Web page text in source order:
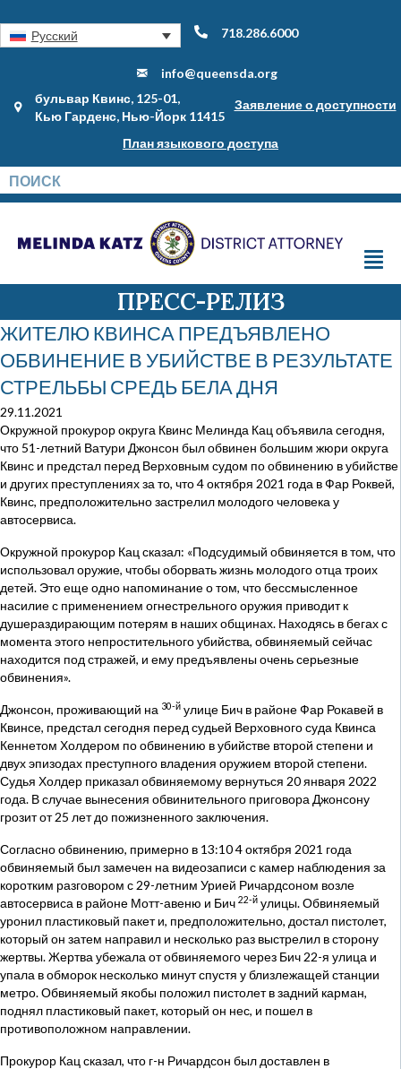
Русский 718.286.6000
info@queensda.org
бульвар Квинс, 125-01,
Кью Гарденс, Нью-Йорк 11415
Заявление о доступности
План языкового доступа
ПРЕСС-РЕЛИЗ
ЖИТЕЛЮ КВИНСА ПРЕДЪЯВЛЕНО
ОБВИНЕНИЕ В УБИЙСТВЕ В РЕЗУЛЬТАТЕ
СТРЕЛЬБЫ СРЕДЬ БЕЛА ДНЯ
29.11.2021
Окружной прокурор округа Квинс Мелинда Кац объявила сегодня,
что 51-летний Ватури Джонсон был обвинен большим жюри округа
Квинс и предстал перед Верховным судом по обвинению в убийстве
и других преступлениях за то, что 4 октября 2021 года в Фар Роквей,
Квинс, предположительно застрелил молодого человека у
автосервиса.
Окружной прокурор Кац сказал: «Подсудимый обвиняется в том, что
использовал оружие, чтобы оборвать жизнь молодого отца троих
детей. Это еще одно напоминание о том, что бессмысленное
насилие с применением огнестрельного оружия приводит к
душераздирающим потерям в наших общинах. Находясь в бегах с
момента этого непростительного убийства, обвиняемый сейчас
находится под стражей, и ему предъявлены очень серьезные
обвинения».
Джонсон, проживающий на 30-й улице Бич в районе Фар Рокавей в
Квинсе, предстал сегодня перед судьей Верховного суда Квинса
Кеннетом Холдером по обвинению в убийстве второй степени и
двух эпизодах преступного владения оружием второй степени.
Судья Холдер приказал обвиняемому вернуться 20 января 2022
года. В случае вынесения обвинительного приговора Джонсону
грозит от 25 лет до пожизненного заключения.
Согласно обвинению, примерно в 13:10 4 октября 2021 года
обвиняемый был замечен на видеозаписи с камер наблюдения за
коротким разговором с 29-летним Урией Ричардсоном возле
автосервиса в районе Мотт-авеню и Бич 22-й улицы. Обвиняемый
уронил пластиковый пакет и, предположительно, достал пистолет,
который он затем направил и несколько раз выстрелил в сторону
жертвы. Жертва убежала от обвиняемого через Бич 22-я улица и
упала в обморок несколько минут спустя у близлежащей станции
метро. Обвиняемый якобы положил пистолет в задний карман,
поднял пластиковый пакет, который он нес, и пошел в
противоположном направлении.
Прокурор Кац сказал, что г-н Ричардсон был доставлен в